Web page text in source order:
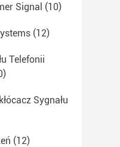
Signal (10)
(12)
Telefonii
Sygnału
(12)